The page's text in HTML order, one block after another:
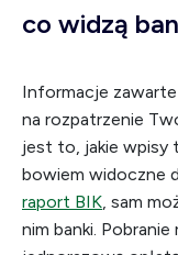
co widzą
Informacje
na rozpatrzenie
jest to, jakie wpisy
bowiem widoczne
raport BIK, sam
nim banki.